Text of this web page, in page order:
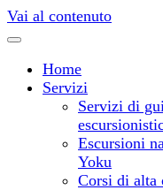
Vai al contenuto
Home
Servizi
Servizi di
Escursioni
Yoku
Corsi di alta